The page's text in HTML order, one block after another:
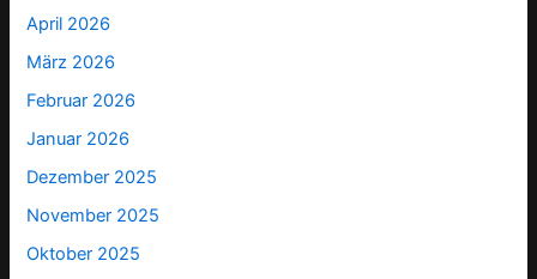
April 2026
März 2026
Februar 2026
Januar 2026
Dezember 2025
November 2025
Oktober 2025